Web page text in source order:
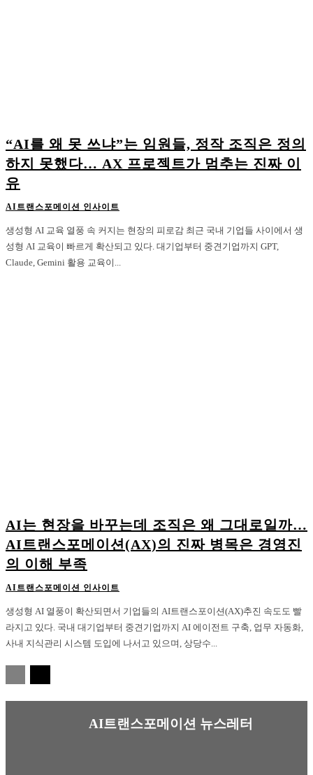
“AI를 왜 못 쓰냐”는 임원들, 정작 조직은 정의
하지 못했다… AX 프로젝트가 멈추는 진짜 이
유
AI트랜스포메이션 인사이트
생성형 AI 교육 열풍 속 커지는 현장의 피로감 최근 국내 기업들 사이에서 생
성형 AI 교육이 빠르게 확산되고 있다. 대기업부터 중견기업까지 GPT,
Claude, Gemini 활용 교육이...
AI는 현장을 바꾸는데 조직은 왜 그대로일까…
AI트랜스포메이션(AX)의 진짜 병목은 경영진
의 이해 부족
AI트랜스포메이션 인사이트
생성형 AI 열풍이 확산되면서 기업들의 AI트랜스포이션(AX)추진 속도도 빨
라지고 있다. 국내 대기업부터 중견기업까지 AI 에이전트 구축, 업무 자동화,
사내 지식관리 시스템 도입에 나서고 있으며, 상당수...
AI트랜스포메이션 뉴스레터